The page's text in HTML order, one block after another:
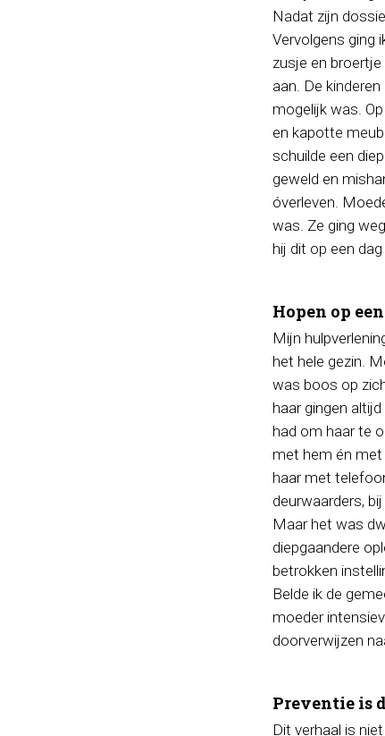
Nadat zijn
Vervolgens ging
zusje en
aan. De
mogelijk was.
en kapotte
schuilde een
geweld en
óverleven.
was. Ze ging
hij dit op een
Hopen op
Mijn
het hele gezin.
was boos op
haar gingen
had om haar te
met hem én met
haar met
deurwaarders,
Maar het was
diepgaandere
betrokken
Belde ik de
moeder
doorverwijzen
Preventie is
Dit verhaal is